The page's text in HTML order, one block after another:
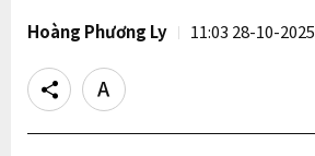
Hoàng Phương Ly 11:03 28-10-2025
Share
Text
size